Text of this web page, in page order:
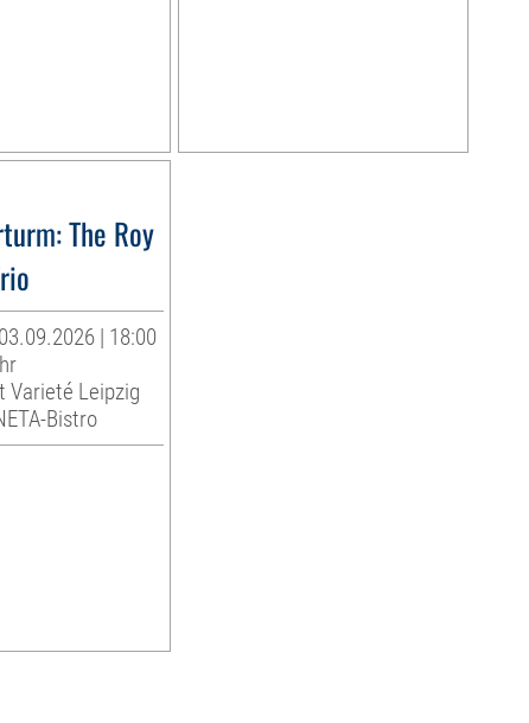
The Roy
| 18:00
Varieté Leipzig
Bistro